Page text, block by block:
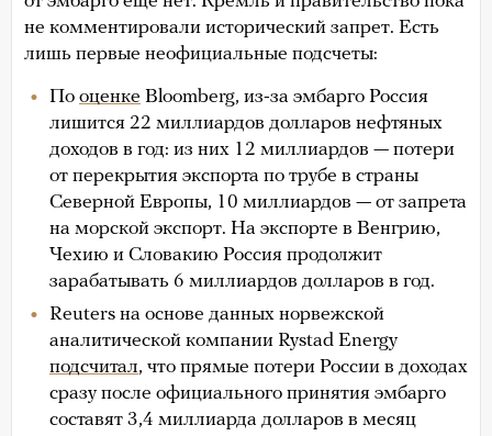
не комментировали исторический запрет. Есть
лишь первые неофициальные подсчеты:
По оценке Bloomberg, из-за эмбарго Россия
лишится 22 миллиардов долларов нефтяных
доходов в год: из них 12 миллиардов — потери
от перекрытия экспорта по трубе в страны
Северной Европы, 10 миллиардов — от запрета
на морской экспорт. На экспорте в Венгрию,
Чехию и Словакию Россия продолжит
зарабатывать 6 миллиардов долларов в год.
Reuters на основе данных норвежской
аналитической компании Rystad Energy
подсчитал, что прямые потери России в доходах
сразу после официального принятия эмбарго
составят 3,4 миллиарда долларов в месяц